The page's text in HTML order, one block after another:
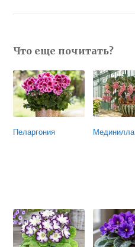
Что еще почитать?
Пеларгония Мединилла